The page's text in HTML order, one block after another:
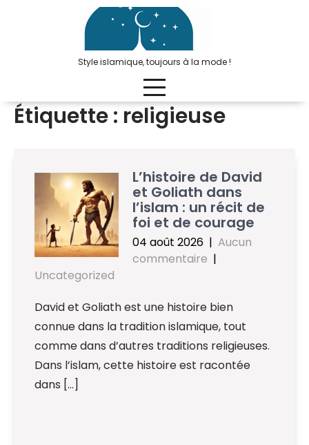
Style islamique, toujours à la mode !
Étiquette : religieuse
L’histoire de David
et Goliath dans
l’islam : un récit de
foi et de courage
04 août 2026 | Aucun
commentaire |
Uncategorized
David et Goliath est une histoire bien
connue dans la tradition islamique, tout
comme dans d’autres traditions religieuses.
Dans l’islam, cette histoire est racontée
dans […]